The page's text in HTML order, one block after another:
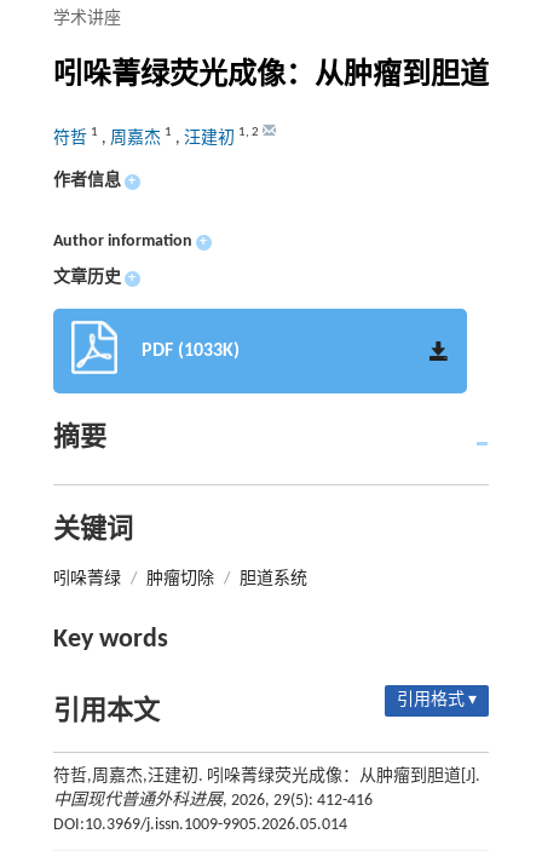
学术讲座
吲哚菁绿荧光成像：从肿瘤到胆道
符哲 1 , 周嘉杰 1 , 汪建初 1, 2
作者信息 +
Author information +
文章历史 +
PDF (1033K)
摘要
关键词
吲哚菁绿 / 肿瘤切除 / 胆道系统
Key words
引用本文 引用格式 ▾
符哲,周嘉杰,汪建初. 吲哚菁绿荧光成像：从肿瘤到胆道[J].
中国现代普通外科进展, 2026, 29(5): 412-416
DOI:10.3969/j.issn.1009-9905.2026.05.014